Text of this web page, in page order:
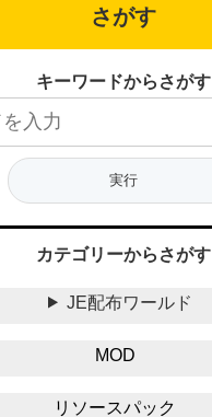
さがす
キーワードからさがす
カテゴリーからさがす
JE配布ワールド
MOD
リソースパック